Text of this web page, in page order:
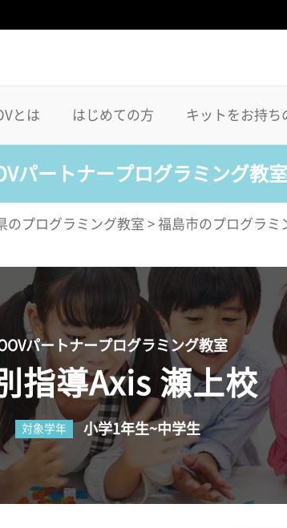
とは はじめての方 キットをお持ち
パートナープログラミング教
のプログラミング教室 > 福島市のプログラミ
パートナープログラミング教室
指導Axis 瀬上校
対象学年 小学1年生~中学生